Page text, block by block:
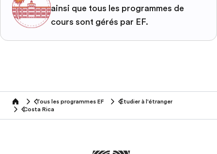
ainsi que tous les programmes de
cours sont gérés par EF.
home Tous les programmes EF
Étudier à l'étranger
Costa Rica